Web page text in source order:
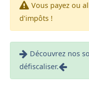
Vous payez ou
d'impôts !
Découvrez nos
défiscaliser.